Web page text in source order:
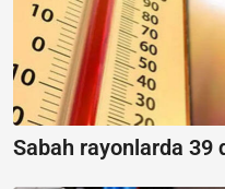
Sabah rayonlarda 39